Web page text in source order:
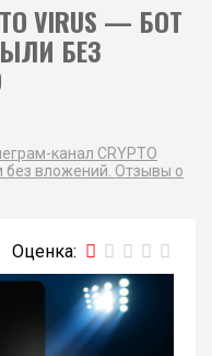
VIRUS — БОТ
БЕЗ
канал CRYPTO
без вложений. Отзывы о